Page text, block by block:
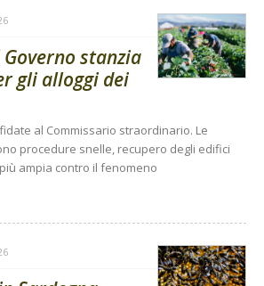
stanzia
gli alloggi dei
al Commissario straordinario. Le
procedure snelle, recupero degli edifici
ampia contro il fenomeno